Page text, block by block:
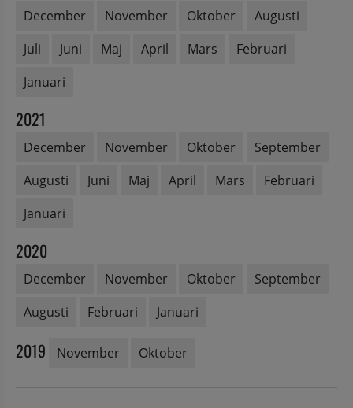
December November Oktober
Augusti
Juli
Juni Maj April Mars
Februari
Januari
2021
December November Oktober
September
Augusti
Juni Maj April Mars
Februari
Januari
2020
December November Oktober
September
Augusti
Februari Januari
2019 November Oktober